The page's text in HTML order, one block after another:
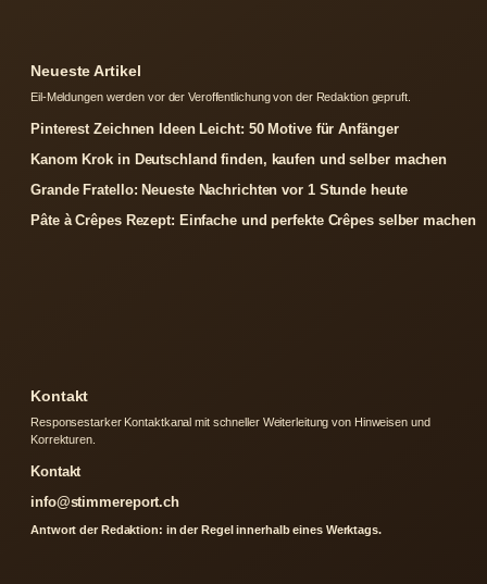
Neueste Artikel
Eil-Meldungen werden vor der Veroffentlichung von der Redaktion gepruft.
Pinterest Zeichnen Ideen Leicht: 50 Motive für Anfänger
Kanom Krok in Deutschland finden, kaufen und selber machen
Grande Fratello: Neueste Nachrichten vor 1 Stunde heute
Pâte à Crêpes Rezept: Einfache und perfekte Crêpes selber machen
Kontakt
Responsestarker Kontaktkanal mit schneller Weiterleitung von Hinweisen und
Korrekturen.
Kontakt
info@stimmereport.ch
Antwort der Redaktion: in der Regel innerhalb eines Werktags.